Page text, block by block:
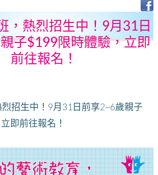
，熱烈招生中！9月31日
子$199限時體驗，立即
前往報名！
招生中！9月31日前享2~6歲親子
即前往報名！